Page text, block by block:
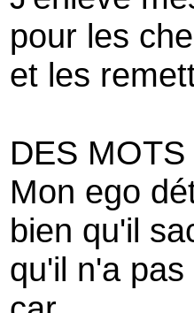
pour les
et les
DES MOTS
Mon ego
bien qu'il
qu'il n'a